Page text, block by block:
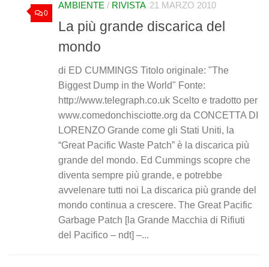
0
AMBIENTE / RIVISTA 21 MARZO 2010
La più grande discarica del
mondo
di ED CUMMINGS Titolo originale: "The
Biggest Dump in the World" Fonte:
http://www.telegraph.co.uk Scelto e tradotto per
www.comedonchisciotte.org da CONCETTA DI
LORENZO Grande come gli Stati Uniti, la
“Great Pacific Waste Patch” è la discarica più
grande del mondo. Ed Cummings scopre che
diventa sempre più grande, e potrebbe
avvelenare tutti noi La discarica più grande del
mondo continua a crescere. The Great Pacific
Garbage Patch [la Grande Macchia di Rifiuti
del Pacifico – ndt] –...